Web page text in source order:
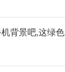
背景吧,这绿色